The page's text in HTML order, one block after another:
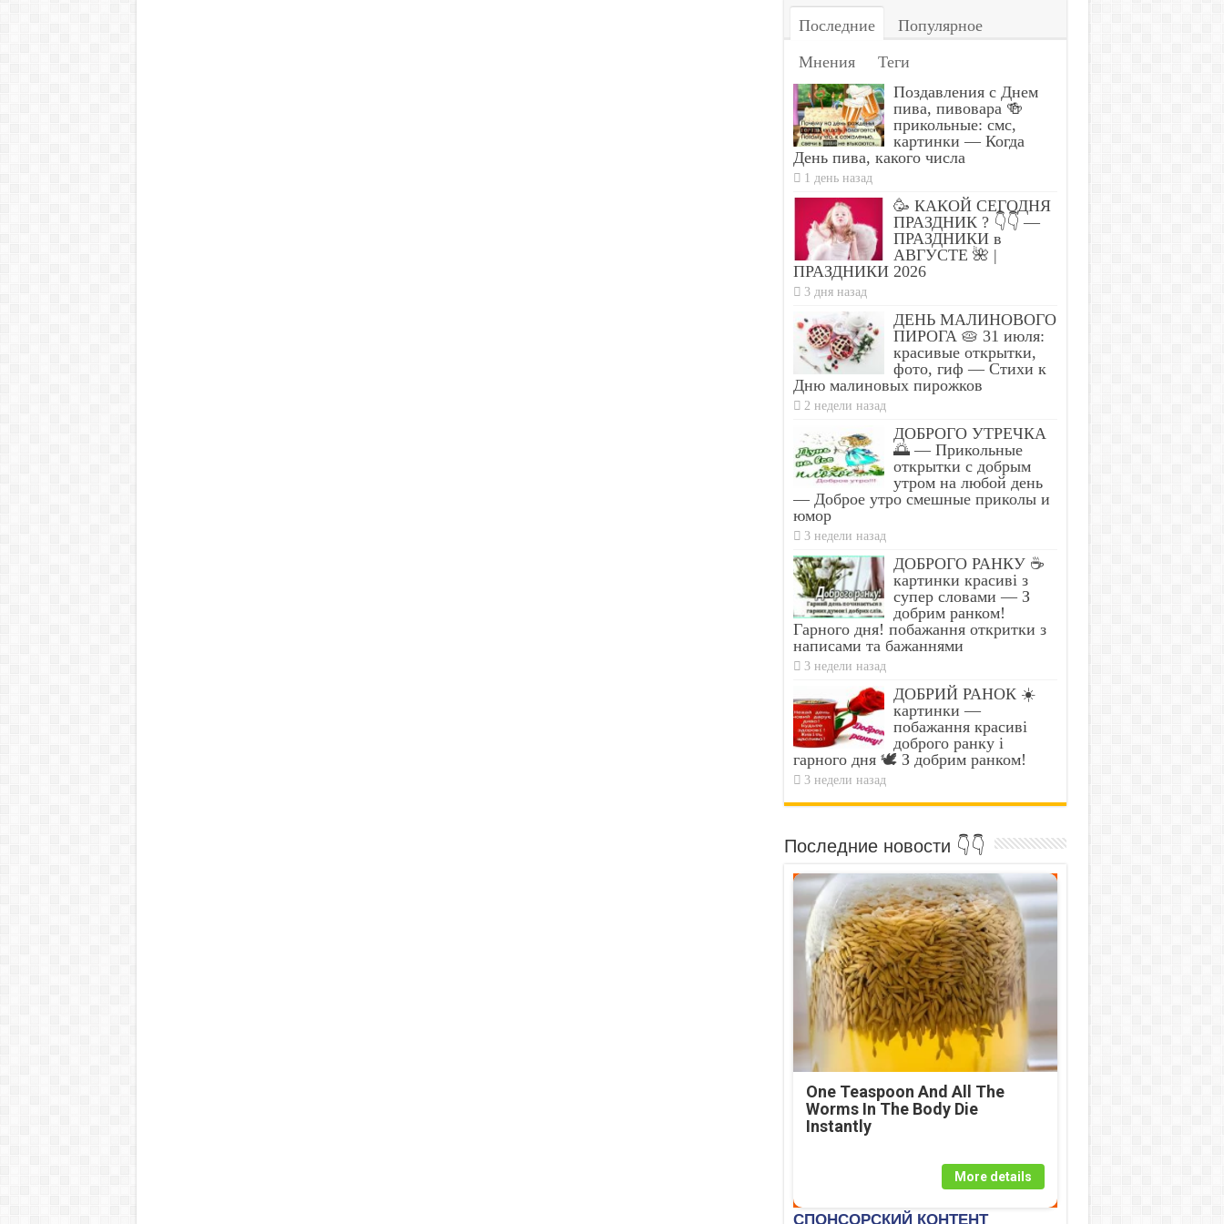
Последние
Популярное
Мнения
Теги
Поздавления с Днем
пива, пивовара 🍻
прикольные: смс,
картинки — Когда
День пива, какого числа
1 день назад
🥳 КАКОЙ СЕГОДНЯ
ПРАЗДНИК ? 👇👇 —
ПРАЗДНИКИ в
АВГУСТЕ 🌺 |
ПРАЗДНИКИ 2026
3 дня назад
ДЕНЬ МАЛИНОВОГО
ПИРОГА 🥧 31 июля:
красивые открытки,
фото, гиф — Стихи к
Дню малиновых пирожков
2 недели назад
ДОБРОГО УТРЕЧКА
🌅 — Прикольные
открытки с добрым
утром на любой день
— Доброе утро смешные приколы и
юмор
3 недели назад
ДОБРОГО РАНКУ ☕
картинки красиві з
супер словами — З
добрим ранком!
Гарного дня! побажання откритки з
написами та бажаннями
3 недели назад
ДОБРИЙ РАНОК ☀️
картинки —
побажання красиві
доброго ранку і
гарного дня 🕊️ З добрим ранком!
3 недели назад
Последние новости 👇👇
One Teaspoon And All The
Worms In The Body Die
Instantly
More details